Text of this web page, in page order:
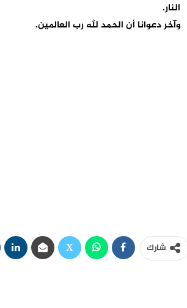
النار.
وآخر دعوانا أن الحمد لله رب العالمين.
شارك